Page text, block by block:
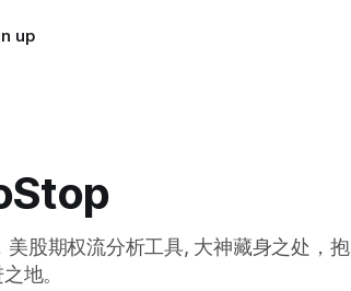
up
股期权流分析工具, 大神藏身之处，抱
地。